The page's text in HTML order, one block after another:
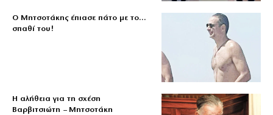
Ο Μητσοτάκης έπιασε πάτο με το…
σπαθί του!
Η αλήθεια για τη σχέση
Βαρβιτσιώτη – Μητσοτάκη